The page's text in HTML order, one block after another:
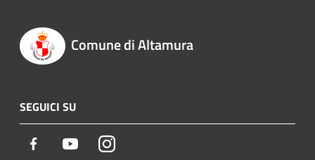
Comune di Altamura
SEGUICI SU
Facebook YoutubeInstagram